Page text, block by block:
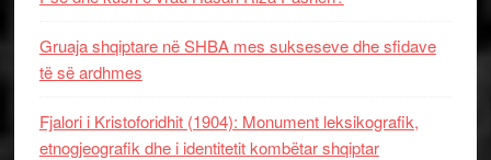
Gruaja shqiptare në SHBA mes sukseseve dhe sfidave
të së ardhmes
Fjalori i Kristoforidhit (1904): Monument leksikografik,
etnogjeografik dhe i identitetit kombëtar shqiptar